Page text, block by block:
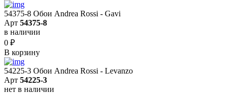
54375-8 Обои Andrea Rossi - Gavi
Арт 54375-8
в наличии
0 ₽
В корзину
54225-3 Обои Andrea Rossi - Levanzo
Арт 54225-3
нет в наличии